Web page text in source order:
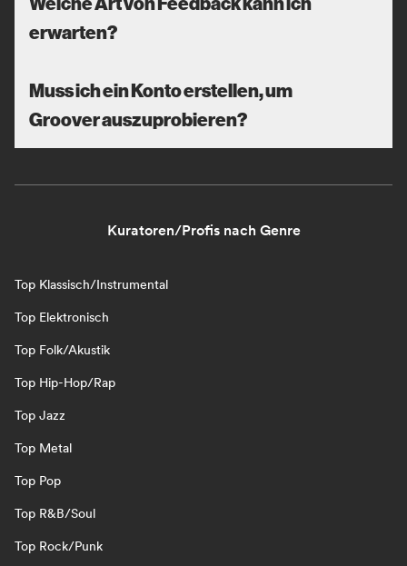
erwarten?
Muss ich ein Konto erstellen, um
Groover auszuprobieren?
Kuratoren/Profis nach Genre
Top Klassisch/Instrumental
Top Elektronisch
Top Folk/Akustik
Top Hip-Hop/Rap
Top Jazz
Top Metal
Top Pop
Top R&B/Soul
Top Rock/Punk